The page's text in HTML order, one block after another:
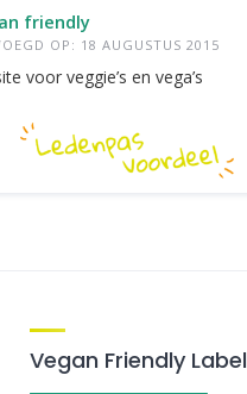
friendly
OP: 18 AUGUSTUS 2015
voor veggie’s en vega’s
Vegan Friendly Label